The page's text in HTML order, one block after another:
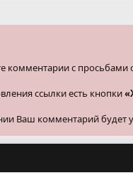
комментарии с
ссылки есть кнопки
Ваш комментарий будет